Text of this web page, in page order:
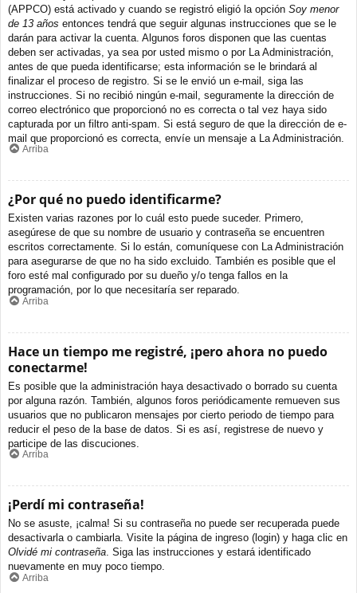
(APPCO) está activado y cuando se registró eligió la opción Soy menor
de 13 años entonces tendrá que seguir algunas instrucciones que se le
darán para activar la cuenta. Algunos foros disponen que las cuentas
deben ser activadas, ya sea por usted mismo o por La Administración,
antes de que pueda identificarse; esta información se le brindará al
finalizar el proceso de registro. Si se le envió un e-mail, siga las
instrucciones. Si no recibió ningún e-mail, seguramente la dirección de
correo electrónico que proporcionó no es correcta o tal vez haya sido
capturada por un filtro anti-spam. Si está seguro de que la dirección de e-
mail que proporcionó es correcta, envíe un mensaje a La Administración.
Arriba
¿Por qué no puedo identificarme?
Existen varias razones por lo cuál esto puede suceder. Primero,
asegúrese de que su nombre de usuario y contraseña se encuentren
escritos correctamente. Si lo están, comuníquese con La Administración
para asegurarse de que no ha sido excluido. También es posible que el
foro esté mal configurado por su dueño y/o tenga fallos en la
programación, por lo que necesitaría ser reparado.
Arriba
Hace un tiempo me registré, ¡pero ahora no puedo
conectarme!
Es posible que la administración haya desactivado o borrado su cuenta
por alguna razón. También, algunos foros periódicamente remueven sus
usuarios que no publicaron mensajes por cierto periodo de tiempo para
reducir el peso de la base de datos. Si es así, registrese de nuevo y
participe de las discuciones.
Arriba
¡Perdí mi contraseña!
No se asuste, ¡calma! Si su contraseña no puede ser recuperada puede
desactivarla o cambiarla. Visite la página de ingreso (login) y haga clic en
Olvidé mi contraseña. Siga las instrucciones y estará identificado
nuevamente en muy poco tiempo.
Arriba